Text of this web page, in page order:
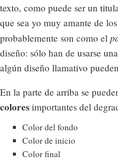
texto, como puede ser un
que sea yo muy amante de
probablemente son como el
diseño: sólo han de usarse
algún diseño llamativo
En la parte de arriba se
colores importantes del
Color del fondo
Color de inicio
Color final